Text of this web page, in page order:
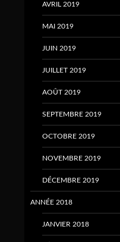
AVRIL 2019
MAI 2019
JUIN 2019
JUILLET 2019
AOÛT 2019
SEPTEMBRE 2019
OCTOBRE 2019
NOVEMBRE 2019
DÉCEMBRE 2019
ANNÉE 2018
JANVIER 2018